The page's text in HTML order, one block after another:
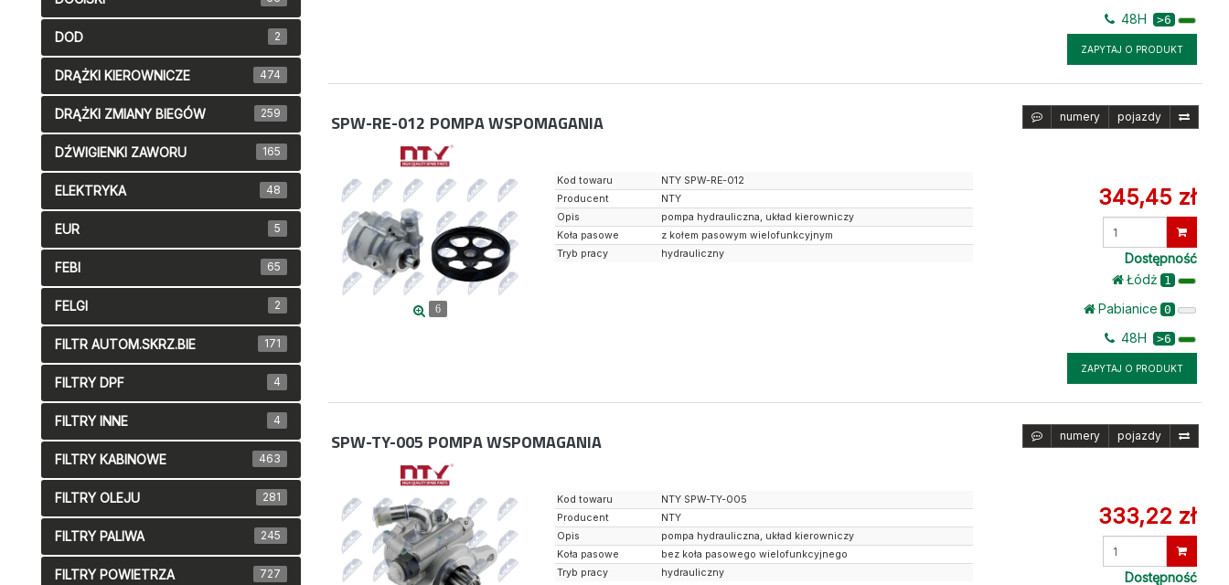
48H >6
ZAPYTAJ O PRODUKT
SPW-RE-012 POMPA WSPOMAGANIA numery pojazdy
6
345,45 zł
Dostępność
Łódż 1
Pabianice 0
48H >6
ZAPYTAJ O PRODUKT
Kod towaru
NTY SPW-RE-012
Producent
NTY
Opis
pompa hydrauliczna, układ kierowniczy
Koła pasowe
z kołem pasowym wielofunkcyjnym
Tryb pracy
hydrauliczny
SPW-TY-005 POMPA WSPOMAGANIA numery pojazdy
333,22 zł
Dostępność
Kod towaru
NTY SPW-TY-005
Producent
NTY
Opis
pompa hydrauliczna, układ kierowniczy
Koła pasowe
bez koła pasowego wielofunkcyjnego
Tryb pracy
hydrauliczny
DOD 2
DRĄŻKI KIEROWNICZE 474
DRĄŻKI ZMIANY BIEGÓW 259
DŹWIGIENKI ZAWORU 165
ELEKTRYKA 48
EUR 5
FEBI 65
FELGI 2
FILTR AUTOM.SKRZ.BIE 171
FILTRY DPF 4
FILTRY INNE 4
FILTRY KABINOWE 463
FILTRY OLEJU 281
FILTRY PALIWA 245
FILTRY POWIETRZA 727